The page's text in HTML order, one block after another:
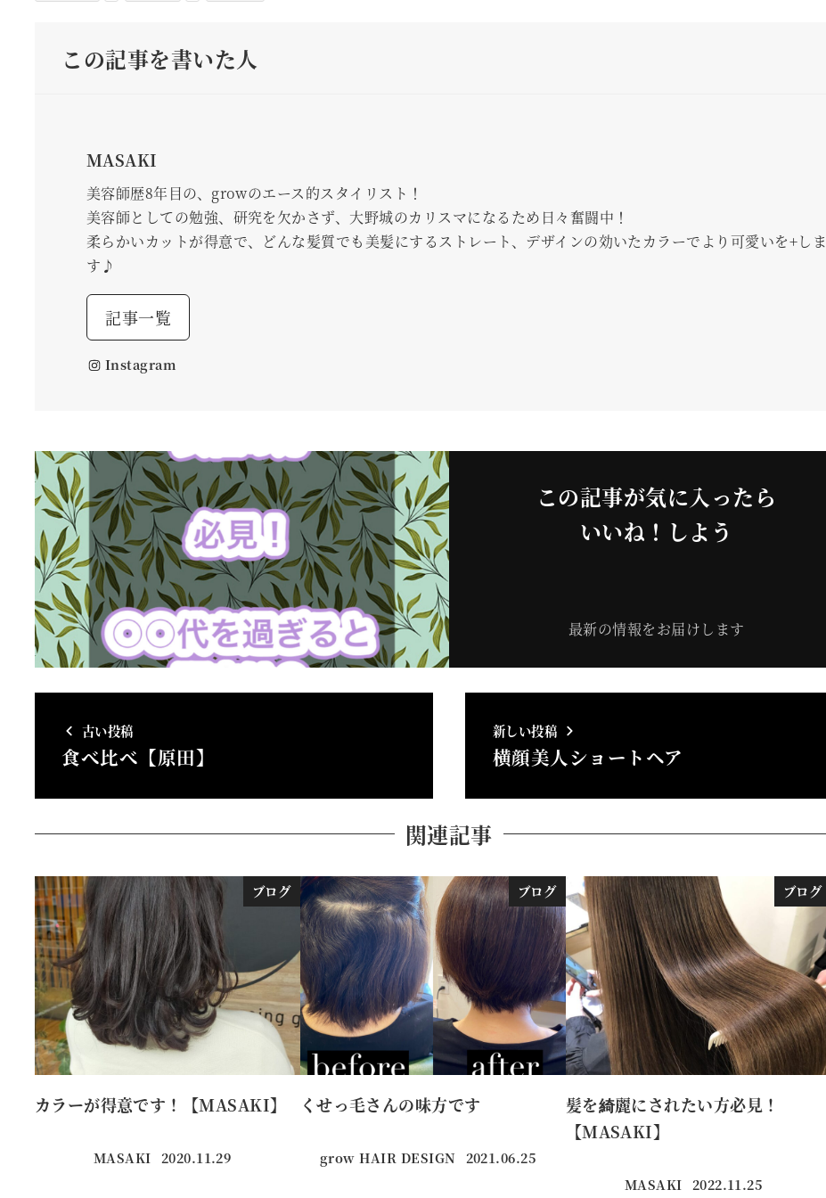
この記事を書いた人
MASAKI
美容師歴8年目の、growのエース的スタイリスト！
美容師としての勉強、研究を欠かさず、大野城のカリスマになるため日々奮闘中！
柔らかいカットが得意で、どんな髪質でも美髪にするストレート、デザインの効いたカラーでより可愛いを+しま
す♪
記事一覧
Instagram
この記事が気に入ったら
いいね！しよう
最新の情報をお届けします
古い投稿
食べ比べ【原田】
新しい投稿
横顔美人ショートヘア
関連記事
ブログ
カラーが得意です！【MASAKI】
MASAKI 投稿日
2020.11.29
ブログ
くせっ毛さんの味方です
grow HAIR DESIGN 投稿日
2021.06.25
ブログ
髪を綺麗にされたい方必見！
【MASAKI】
MASAKI 投稿日
2022.11.25